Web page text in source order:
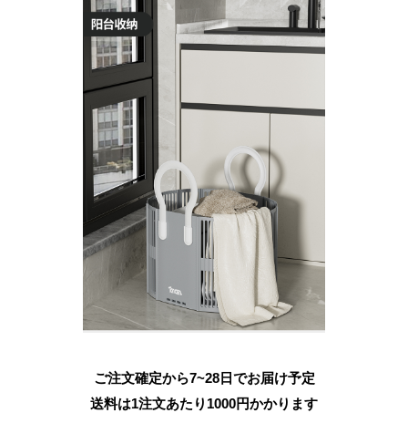
ご注文確定から7~28日でお届け予定
送料は1注文あたり 1000円かかります